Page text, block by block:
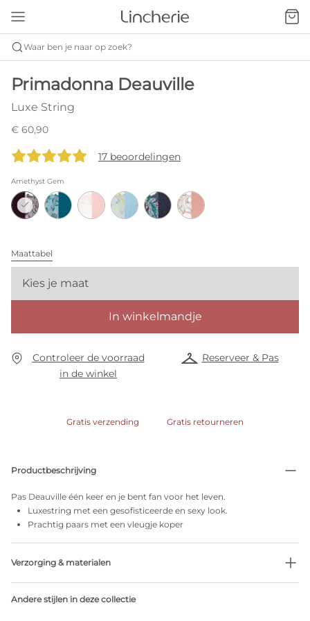
Waar ben je naar op zoek?
Primadonna Deauville
Luxe String
€ 60,90
17 beoordelingen
Amethyst Gem
Maattabel
Kies je maat
In winkelmandje
Controleer de voorraad
in de winkel
Reserveer & Pas
Gratis verzending Gratis retourneren
Productbeschrijving
Pas Deauville één keer en je bent fan voor het leven.
Luxestring met een gesofisticeerde en sexy look.
Prachtig paars met een vleugje koper
Verzorging & materialen
Geen professionele reiniging
Andere stijlen in deze collectie